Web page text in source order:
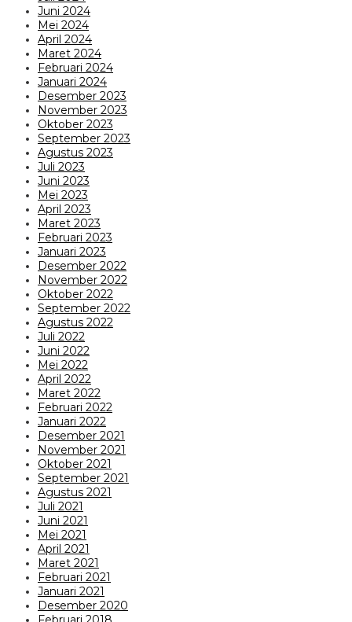
Juni 2024
Mei 2024
April 2024
Maret 2024
Februari 2024
Januari 2024
Desember 2023
November 2023
Oktober 2023
September 2023
Agustus 2023
Juli 2023
Juni 2023
Mei 2023
April 2023
Maret 2023
Februari 2023
Januari 2023
Desember 2022
November 2022
Oktober 2022
September 2022
Agustus 2022
Juli 2022
Juni 2022
Mei 2022
April 2022
Maret 2022
Februari 2022
Januari 2022
Desember 2021
November 2021
Oktober 2021
September 2021
Agustus 2021
Juli 2021
Juni 2021
Mei 2021
April 2021
Maret 2021
Februari 2021
Januari 2021
Desember 2020